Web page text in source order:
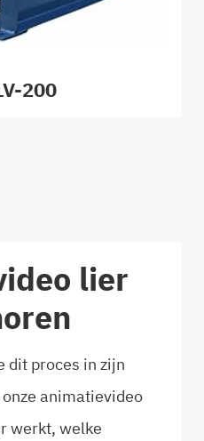
200
lier
dit proces in zijn
animatievideo
werkt, welke